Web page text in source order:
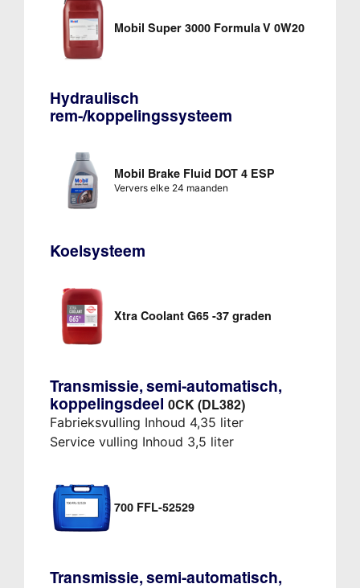
Mobil Super 3000 Formula V 0W20
Hydraulisch
rem-/koppelingssysteem
Mobil Brake Fluid DOT 4 ESP
Ververs elke 24 maanden
Koelsysteem
Xtra Coolant G65 -37 graden
Transmissie, semi-automatisch,
koppelingsdeel 0CK (DL382)
Fabrieksvulling Inhoud 4,35 liter
Service vulling Inhoud 3,5 liter
700 FFL-52529
Transmissie, semi-automatisch,